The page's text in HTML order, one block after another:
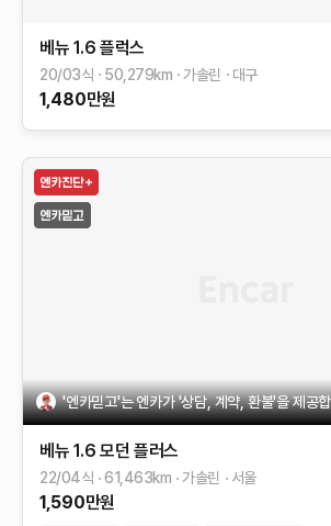
베뉴 1.6 플럭스
20/03식 50,279km 가솔린 대구
1,480만원
'엔카믿고'는 엔카가 '상담, 계약, 환불'을 제공
베뉴 1.6 모던 플러스
22/04식 61,463km 가솔린 서울
1,590만원